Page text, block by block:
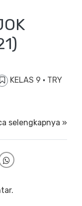
KELAS 9 · TRY
selengkapnya »